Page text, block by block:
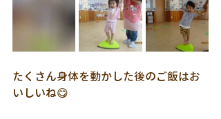
たくさん身体を動かした後のご飯はお
いしいね😋